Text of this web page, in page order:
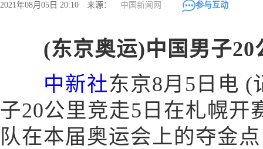
2021年08月05日 20:10 来源： 中国新闻网 参与互动
(东京奥运)中国男子
中新社东京8月5日电 (
子20公里竞走5日在札幌开
队在本届奥运会上的夺金